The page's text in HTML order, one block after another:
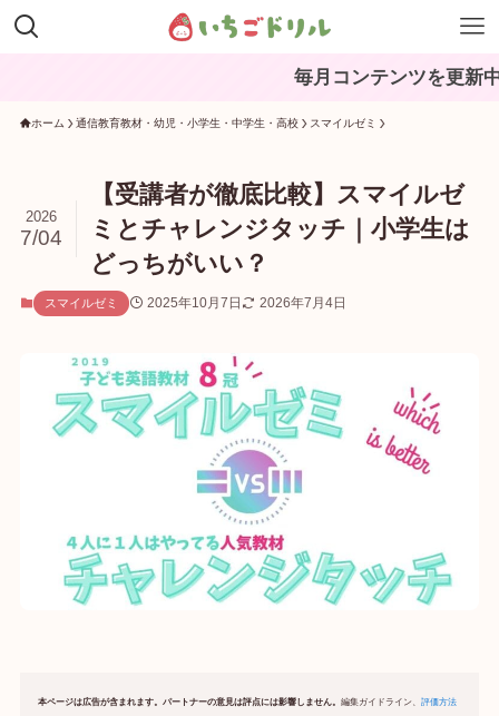
毎月コンテンツを更新中。ブックマ
ホーム 通信教育教材・幼児・小学生・中学生・高校 スマイルゼミ
【受講者が徹底比較】スマイルゼ
ミとチャレンジタッチ｜小学生は
どっちがいい？
2026
7/04
スマイルゼミ 2025年10月7日 2026年7月4日
本ページは広告が含まれます。パートナーの意見は評点には影響しません。 編集ガイドライン、 評価方法